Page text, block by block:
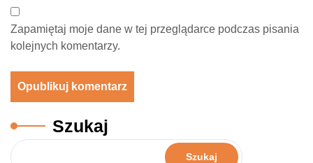
Zapamiętaj moje dane w tej przeglądarce podczas pisania
kolejnych komentarzy.
Szukaj
Szukaj